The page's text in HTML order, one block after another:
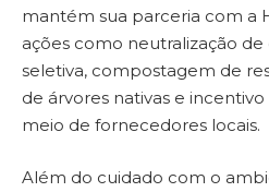
mantém sua parceria com a
ações como neutralização
seletiva, compostagem de
de árvores nativas e
meio de fornecedores locais.
Além do cuidado com o